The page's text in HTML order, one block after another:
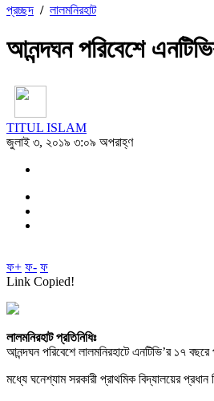
প্রচ্ছদ / লালমনিরহাট
আনন্দঘন পরিবেশে
TITUL ISLAM
জুলাই ৩, ২০১৯ ৩:০৯ অপরাহ্ণ
ফ+ ফ- ফ
Link Copied!
লালমনিরহাট প্রতিনিধিঃ
আনন্দঘন পরিবেশে লালমনিরহাটে এনটিভি’র ১৭
মধ্যে ঘনেশ্যাম সরকারী প্রাথমিক বিদ্যালয়ের